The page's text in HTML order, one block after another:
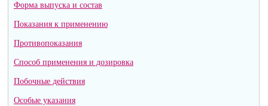
Форма выпуска и состав
Показания к применению
Противопоказания
Способ применения и дозировка
Побочные действия
Особые указания